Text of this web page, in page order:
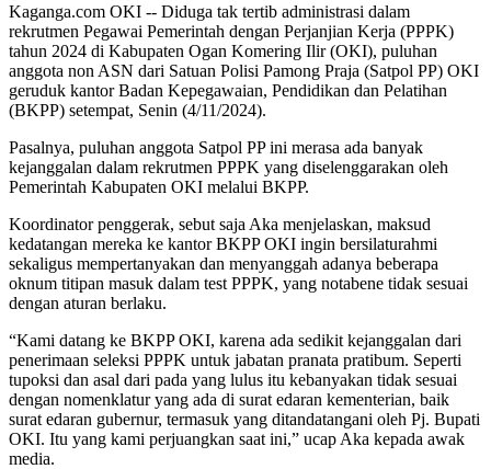
Kaganga.com OKI -- Diduga tak tertib administrasi dalam
rekrutmen Pegawai Pemerintah dengan Perjanjian Kerja (PPPK)
tahun 2024 di Kabupaten Ogan Komering Ilir (OKI), puluhan
anggota non ASN dari Satuan Polisi Pamong Praja (Satpol PP) OKI
geruduk kantor Badan Kepegawaian, Pendidikan dan Pelatihan
(BKPP) setempat, Senin (4/11/2024).
Pasalnya, puluhan anggota Satpol PP ini merasa ada banyak
kejanggalan dalam rekrutmen PPPK yang diselenggarakan oleh
Pemerintah Kabupaten OKI melalui BKPP.
Koordinator penggerak, sebut saja Aka menjelaskan, maksud
kedatangan mereka ke kantor BKPP OKI ingin bersilaturahmi
sekaligus mempertanyakan dan menyanggah adanya beberapa
oknum titipan masuk dalam test PPPK, yang notabene tidak sesuai
dengan aturan berlaku.
“Kami datang ke BKPP OKI, karena ada sedikit kejanggalan dari
penerimaan seleksi PPPK untuk jabatan pranata pratibum. Seperti
tupoksi dan asal dari pada yang lulus itu kebanyakan tidak sesuai
dengan nomenklatur yang ada di surat edaran kementerian, baik
surat edaran gubernur, termasuk yang ditandatangani oleh Pj. Bupati
OKI. Itu yang kami perjuangkan saat ini,” ucap Aka kepada awak
media.